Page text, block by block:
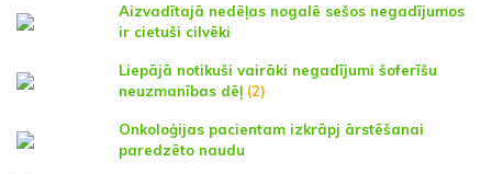
Aizvadītajā nedēļas nogalē sešos negadījumos
ir cietuši cilvēki
Liepājā notikuši vairāki negadījumi šoferīšu
neuzmanības dēļ (2)
Onkoloģijas pacientam izkrāpj ārstēšanai
paredzēto naudu